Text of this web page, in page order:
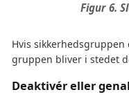
Figur 6.
Hvis sikkerhedsgruppen
gruppen bliver i stedet
Deaktivér eller